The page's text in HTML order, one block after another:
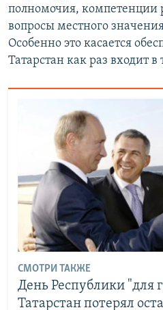
полномочия,
вопросы местного
Особенно это касается
Татарстан как раз входит в
СМОТРИ ТАКЖЕ
День Республики "для
Татарстан потерял